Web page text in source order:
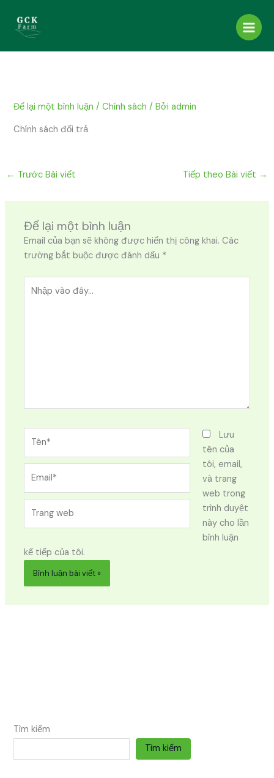
dung
Main
Menu
Để lại một bình luận /Chính sách / Bởiadmin
Chính sách đổi trả
← Trước Bài viết Tiếp theo Bài viết →
Để lại một bình luận
Email của bạn sẽ không được hiển thị công khai. Các
trường bắt buộc được đánh dấu *
vào
Lưu
tên của
tôi, email,
và trang
web trong
trình duyệt
này cho lần
bình luận
kế tiếp của tôi.
Tìm kiếm
Tìm kiếm